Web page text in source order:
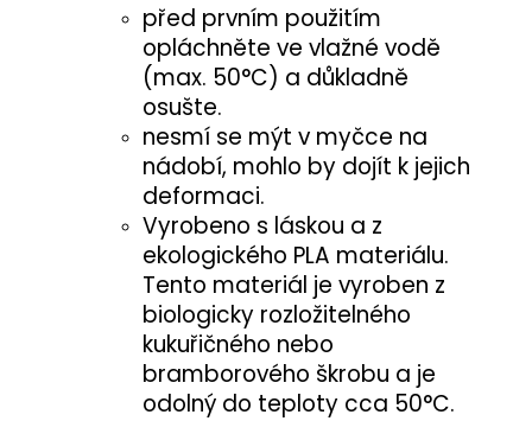
před prvním použitím
opláchněte ve vlažné vodě
(max. 50°C) a důkladně
osušte.
nesmí se mýt v myčce na
nádobí, mohlo by dojít k jejich
deformaci.
Vyrobeno s láskou a z
ekologického PLA materiálu.
Tento materiál je vyroben z
biologicky rozložitelného
kukuřičného nebo
bramborového škrobu a je
odolný do teploty cca 50°C.